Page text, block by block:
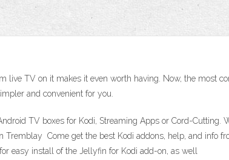
TV on it makes it even worth having. Now, the most
and convenient for you.
TV boxes for Kodi, Streaming Apps or Cord-Cutting.
Come get the best Kodi addons, help, and info
easy install of the Jellyfin for Kodi add-on, as well